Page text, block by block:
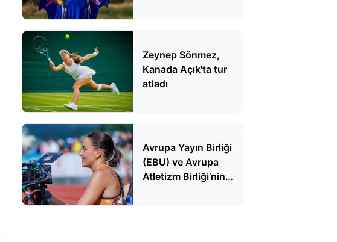
Zeynep Sönmez,
Kanada Açık'ta tur
atladı
Avrupa Yayın Birliği
(EBU) ve Avrupa
Atletizm Birliği’nin